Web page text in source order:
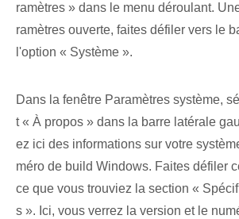
ramètres » dans le menu déroulant.
ramètres ouverte, faites défiler vers le
l'option « Système ».
Dans la fenêtre Paramètres système,
t « À propos » dans la barre latérale
ez ici des informations sur votre
méro de build Windows. Faites défiler
ce que vous trouviez la section «
s ». Ici, vous verrez la version et le